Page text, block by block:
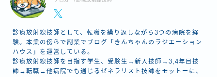
診療放射線技師として、転職を繰り返しながら3つの病院を経
験。本業の傍らで副業でブログ「きんちゃんのラジエーション
ハウス」を運営している。
診療放射線技師を目指す学生、受験生→新人技師→3,4年目技
師→転職→他病院でも通じるゼネラリスト技師をモットーに、